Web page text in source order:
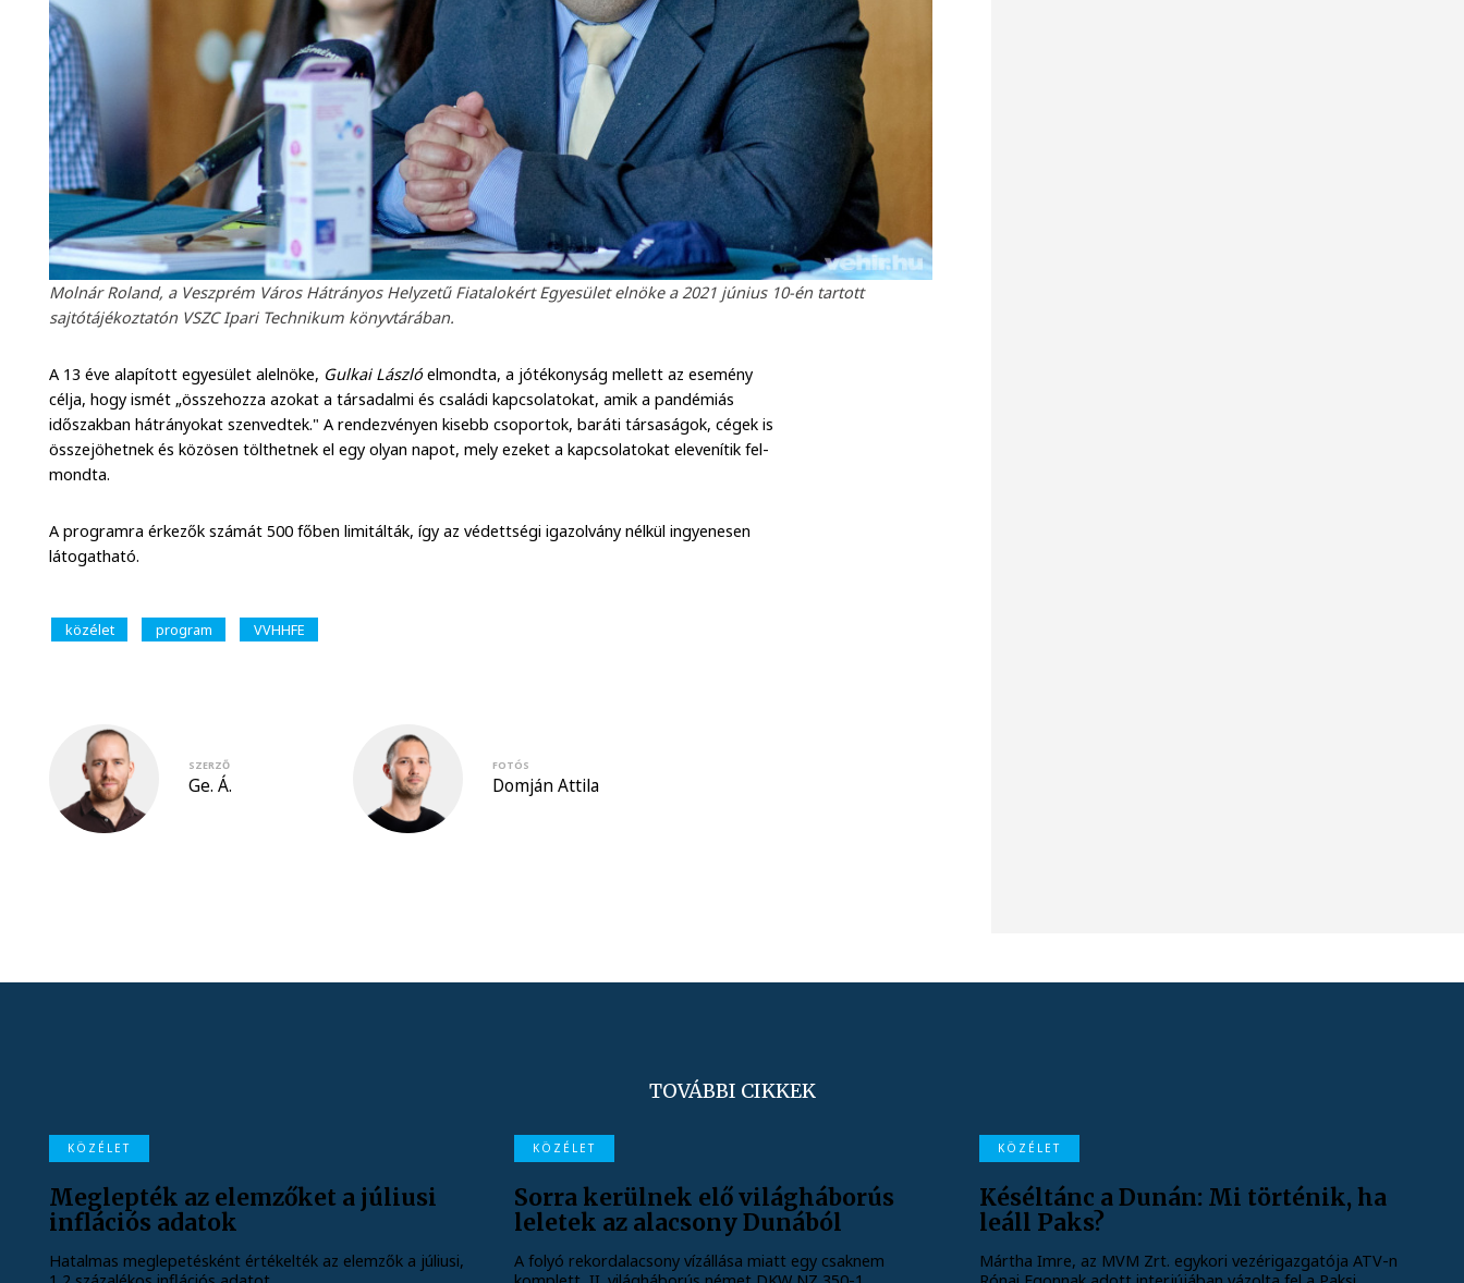
Molnár Roland, a Veszprém Város Hátrányos Helyzetű Fiatalokért Egyesület elnöke a 2021 június 10-én tartott
sajtótájékoztatón VSZC Ipari Technikum könyvtárában.
A 13 éve alapított egyesület alelnöke, Gulkai László elmondta, a jótékonyság mellett az esemény
célja, hogy ismét „összehozza azokat a társadalmi és családi kapcsolatokat, amik a pandémiás
időszakban hátrányokat szenvedtek." A rendezvényen kisebb csoportok, baráti társaságok, cégek is
összejöhetnek és közösen tölthetnek el egy olyan napot, mely ezeket a kapcsolatokat elevenítik fel-
mondta.
A programra érkezők számát 500 főben limitálták, így az védettségi igazolvány nélkül ingyenesen
látogatható.
közélet program VVHHFE
SZERZŐ
Ge. Á.
FOTÓS
Domján Attila
TOVÁBBI CIKKEK
KÖZÉLET
Meglepték az elemzőket a júliusi
inflációs adatok
Hatalmas meglepetésként értékelték az elemzők a júliusi,
KÖZÉLET
Sorra kerülnek elő világháborús
leletek az alacsony Dunából
A folyó rekordalacsony vízállása miatt egy csaknem
KÖZÉLET
Késéltánc a Dunán: Mi történik, ha
leáll Paks?
Mártha Imre, az MVM Zrt. egykori vezérigazgatója ATV-n